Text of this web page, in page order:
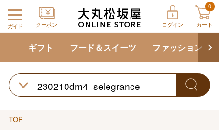
ガイド クーポン ログイン
0
カート
ギフト フード＆スイーツ ファッション
TOP